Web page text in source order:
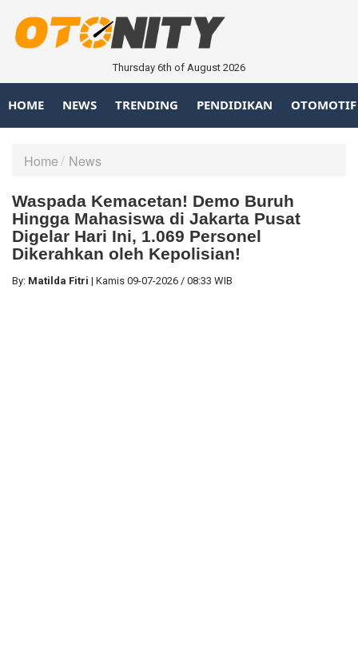
Thursday 6th of August 2026
HOME NEWS TRENDING PENDIDIKAN OTOMOTIF
Home News
Waspada Kemacetan! Demo Buruh
Hingga Mahasiswa di Jakarta Pusat
Digelar Hari Ini, 1.069 Personel
Dikerahkan oleh Kepolisian!
By: Matilda Fitri | Kamis 09-07-2026 / 08:33 WIB